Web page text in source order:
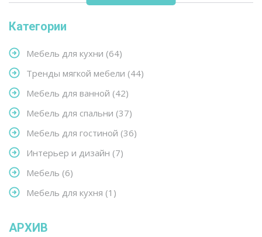
Категории
Мебель для кухни (64)
Тренды мягкой мебели (44)
Мебель для ванной (42)
Мебель для спальни (37)
Мебель для гостиной (36)
Интерьер и дизайн (7)
Мебель (6)
Мебель для кухня (1)
АРХИВ